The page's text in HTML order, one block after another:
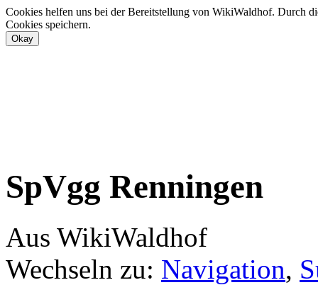
Cookies helfen uns bei der Bereitstellung von WikiWaldhof. Durch
Cookies speichern.
SpVgg Renningen
Aus WikiWaldhof
Wechseln zu: Navigation,